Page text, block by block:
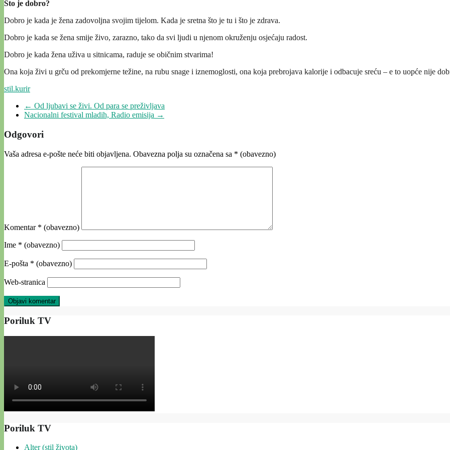
Što je dobro?
Dobro je kada je žena zadovoljna svojim tijelom. Kada je sretna što je tu i što je zdrava.
Dobro je kada se žena smije živo, zarazno, tako da svi ljudi u njenom okruženju osjećaju radost.
Dobro je kada žena uživa u sitnicama, raduje se običnim stvarima!
Ona koja živi u grču od prekomjerne težine, na rubu snage i iznemoglosti, ona koja prebrojava kalorije i odbacuje sreću – e to uopće nije
stil.kurir
← Od ljubavi se živi. Od para se preživljava
Nacionalni festival mladih, Radio emisija →
Odgovori
Vaša adresa e-pošte neće biti objavljena. Obavezna polja su označena sa * (obavezno)
Komentar * (obavezno)
Ime * (obavezno)
E-pošta * (obavezno)
Web-stranica
Poriluk TV
Poriluk TV
Alter (stil života)